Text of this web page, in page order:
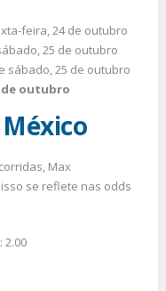
feira, 24 de outubro
25 de outubro
sábado, 25 de outubro
de outubro
México
Max
se reflete nas odds
2.00